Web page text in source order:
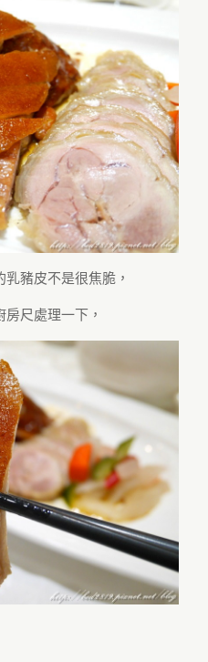
豬皮不是很焦脆，
尺處理一下，